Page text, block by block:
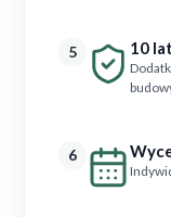
5 10
6